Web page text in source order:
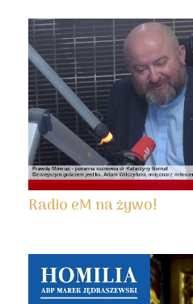
Radio eM na żywo!